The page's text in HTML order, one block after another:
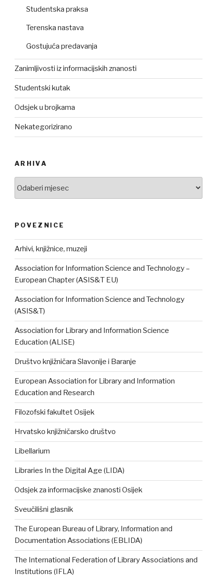
Studentska praksa
Terenska nastava
Gostujuća predavanja
Zanimljivosti iz informacijskih znanosti
Studentski kutak
Odsjek u brojkama
Nekategorizirano
ARHIVA
POVEZNICE
Arhivi, knjižnice, muzeji
Association for Information Science and Technology –
European Chapter (ASIS&T EU)
Association for Information Science and Technology
(ASIS&T)
Association for Library and Information Science
Education (ALISE)
Društvo knjižničara Slavonije i Baranje
European Association for Library and Information
Education and Research
Filozofski fakultet Osijek
Hrvatsko knjižničarsko društvo
Libellarium
Libraries In the Digital Age (LIDA)
Odsjek za informacijske znanosti Osijek
Sveučilišni glasnik
The European Bureau of Library, Information and
Documentation Associations (EBLIDA)
The International Federation of Library Associations and
Institutions (IFLA)